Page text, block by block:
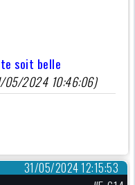
soit belle
05/2024 10:46:06)
31/05/2024 12:15:53